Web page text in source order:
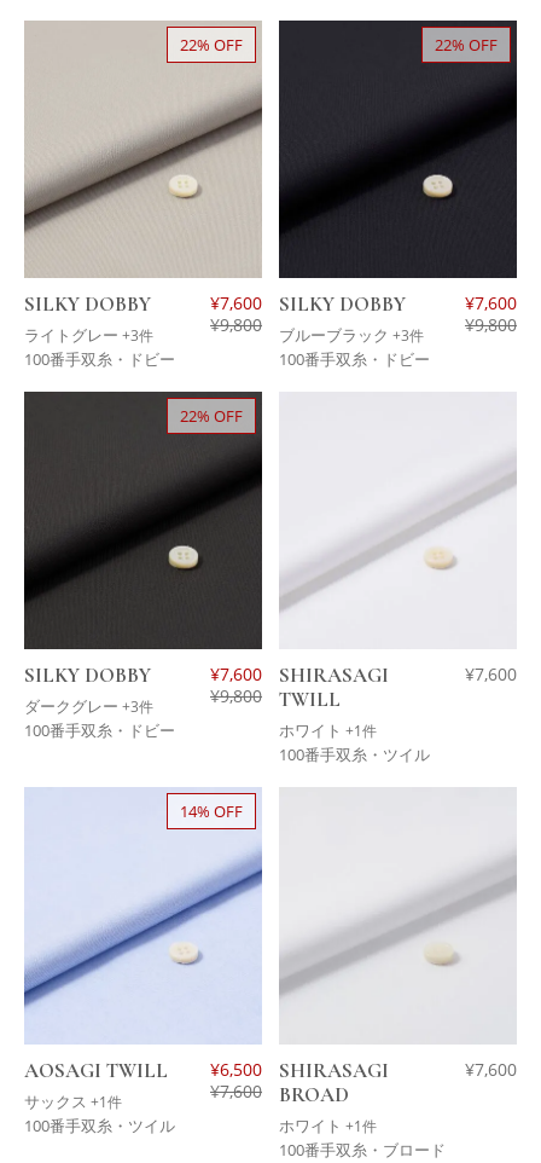
22% OFF
SILKY DOBBY
ライトグレー +3件
¥7,600
¥9,800
100番手双糸・ドビー
22% OFF
SILKY DOBBY
ブルーブラック +3件
¥7,600
¥9,800
100番手双糸・ドビー
22% OFF
SILKY DOBBY
ダークグレー +3件
¥7,600
¥9,800
100番手双糸・ドビー
SHIRASAGI
TWILL
ホワイト +1件
¥7,600
100番手双糸・ツイル
14% OFF
AOSAGI TWILL
サックス +1件
¥6,500
¥7,600
100番手双糸・ツイル
SHIRASAGI
BROAD
ホワイト +1件
¥7,600
100番手双糸・ブロード